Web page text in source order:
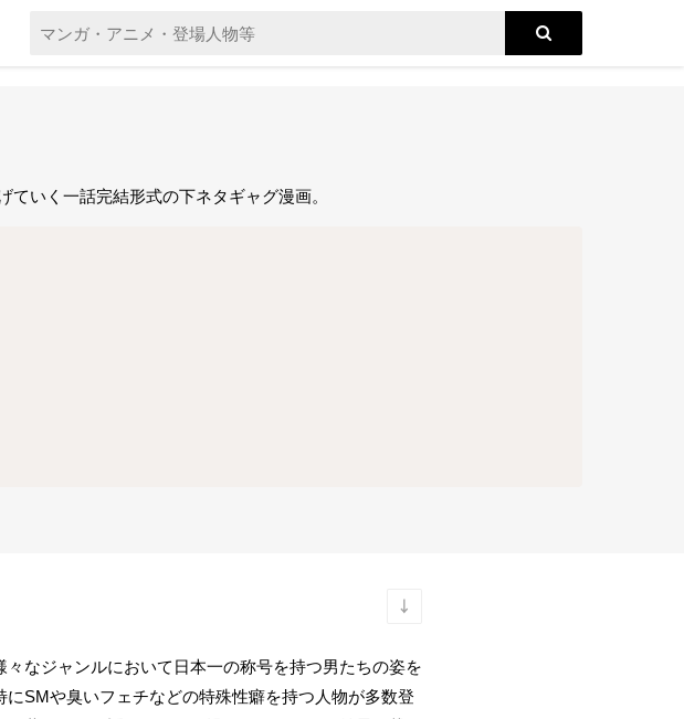
いく一話完結形式の下ネタギャグ漫画。
なジャンルにおいて日本一の称号を持つ男たちの姿を
SMや臭いフェチなどの特殊性癖を持つ人物が多数登